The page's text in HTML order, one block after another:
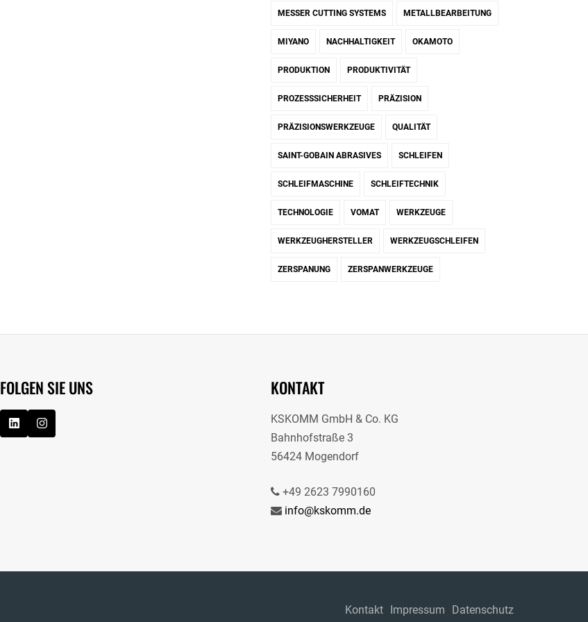
MESSER CUTTING SYSTEMS METALLBEARBEITUNG
MIYANO NACHHALTIGKEIT OKAMOTO
PRODUKTION PRODUKTIVITÄT
PROZESSSICHERHEIT PRÄZISION
PRÄZISIONSWERKZEUGE QUALITÄT
SAINT-GOBAIN ABRASIVES SCHLEIFEN
SCHLEIFMASCHINE SCHLEIFTECHNIK
TECHNOLOGIE VOMAT WERKZEUGE
WERKZEUGHERSTELLER WERKZEUGSCHLEIFEN
ZERSPANUNG ZERSPANWERKZEUGE
FOLGEN SIE UNS KONTAKT
KSKOMM GmbH & Co. KG
Bahnhofstraße 3
56424 Mogendorf
+49 2623 7990160
info@kskomm.de
Kontakt Impressum Datenschutz